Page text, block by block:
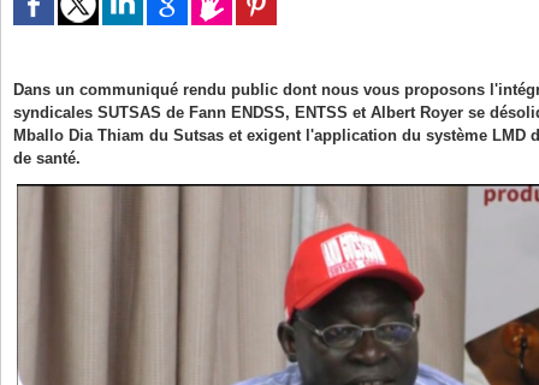
Dans un communiqué rendu public dont nous vous proposons
syndicales SUTSAS de Fann ENDSS, ENTSS et Albert Royer se
Mballo Dia Thiam du Sutsas et exigent l'application du système LMD
de santé.